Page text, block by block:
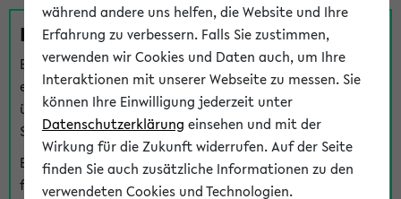
Fragen zu einzelnen Veranstaltungen
Bei inhaltlichen und organisatorischen Fragen zu
einzelnen Veranstaltungen finden Sie Ansprechpersonen
über denFragen-Link bei jeder Veranstaltung. Der BIS
Support kann hier meist keine direkte Hilfe leisten.
Bei Veranstaltungen mit eKVV Teilnahmemanagement
finden Sie eine Auskunft über die Personen, die Ihre
während andere uns helfen, die Website und Ihre
Erfahrung zu verbessern. Falls Sie zustimmen,
verwenden wir Cookies und Daten auch, um Ihre
Interaktionen mit unserer Webseite zu messen. Sie
können Ihre Einwilligung jederzeit unter
Datenschutzerklärung einsehen und mit der
Wirkung für die Zukunft widerrufen. Auf der Seite
finden Sie auch zusätzliche Informationen zu den
verwendeten Cookies und Technologien.